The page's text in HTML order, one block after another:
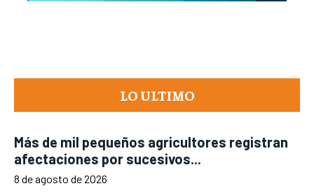
LO ULTIMO
Más de mil pequeños agricultores registran
afectaciones por sucesivos...
8 de agosto de 2026